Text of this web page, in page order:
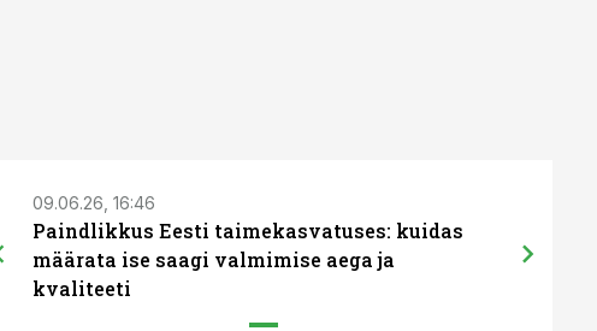
09.06.26, 16:46
Paindlikkus Eesti taimekasvatuses: kuidas
määrata ise saagi valmimise aega ja
kvaliteeti